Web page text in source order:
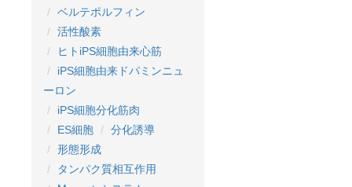
ベルテポルフィン
活性酸素
ヒトiPS細胞由来心筋
iPS細胞由来ドパミンニュ
ーロン
iPS細胞分化筋肉
ES細胞
分化誘導
形態形成
タンパク質相互作用